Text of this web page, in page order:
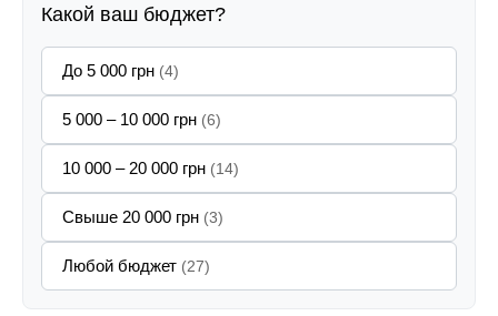
Какой ваш бюджет?
До 5 000 грн (4)
5 000 – 10 000 грн (6)
10 000 – 20 000 грн (14)
Свыше 20 000 грн (3)
Любой бюджет (27)